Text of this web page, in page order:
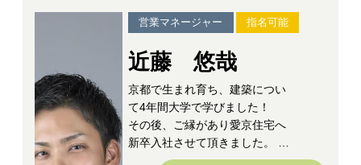
営業マネージャー 指名可能
近藤 悠哉
京都で生まれ育ち、建築につい
て4年間大学で学びました！
その後、ご縁があり愛京住宅へ
新卒入社させて頂きました。